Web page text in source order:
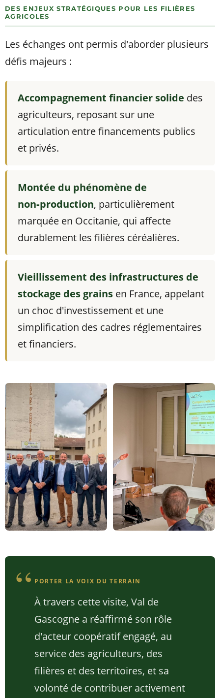
DES ENJEUX STRATÉGIQUES POUR LES FILIÈRES
AGRICOLES
Les échanges ont permis d'aborder plusieurs
défis majeurs :
Accompagnement financier solide des
agriculteurs, reposant sur une
articulation entre financements publics
et privés.
Montée du phénomène de
non‑production, particulièrement
marquée en Occitanie, qui affecte
durablement les filières céréalières.
Vieillissement des infrastructures de
stockage des grains en France, appelant
un choc d'investissement et une
simplification des cadres réglementaires
et financiers.
PORTER LA VOIX DU TERRAIN
À travers cette visite, Val de
Gascogne a réaffirmé son rôle
d'acteur coopératif engagé, au
service des agriculteurs, des
filières et des territoires, et sa
volonté de contribuer activement